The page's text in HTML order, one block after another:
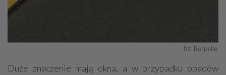
fot. Borpelle
Duże znaczenie mają okna, a w przypadku opadów